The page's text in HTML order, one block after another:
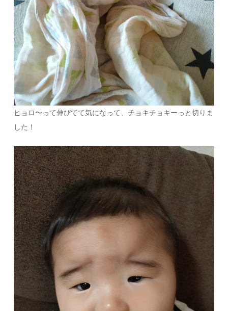
ヒョロ〜って伸びてて気になって、チョキチョキーっと切りま
した！